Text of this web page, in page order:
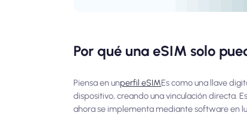
Por qué una eSIM solo
Piensa en unperfil eSIMEs como una llave
dispositivo, creando una vinculación directa.
ahora se implementa mediante software en